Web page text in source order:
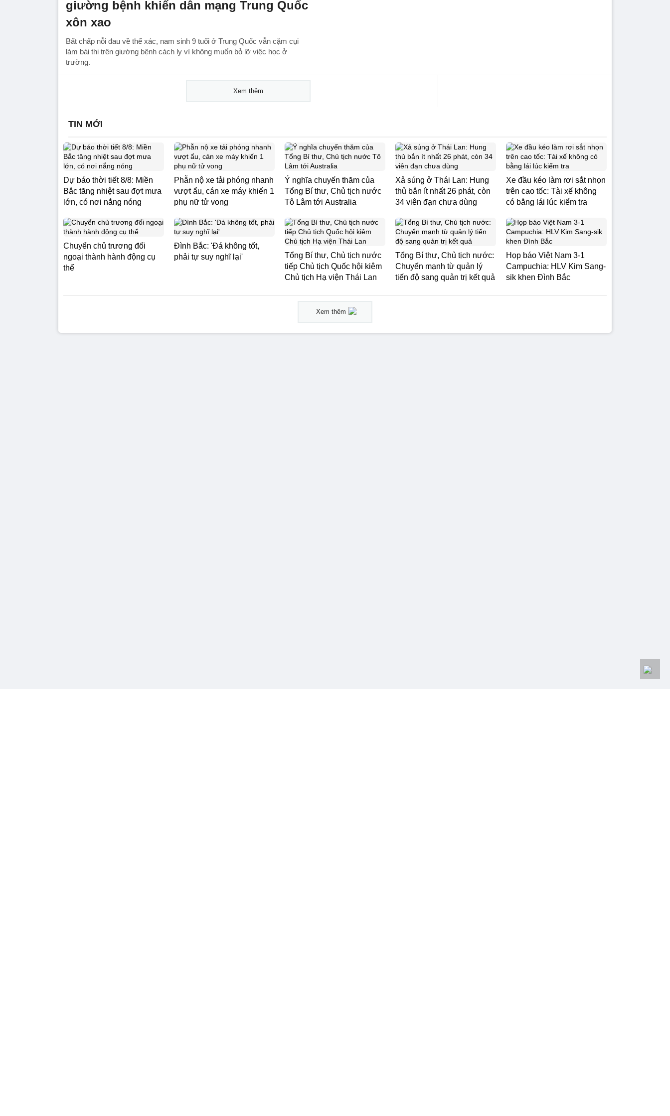
giường bệnh khiến dân mạng Trung Quốc
xôn xao
Bất chấp nỗi đau về thể xác, nam sinh 9 tuổi ở Trung Quốc vẫn cặm cụi
làm bài thi trên giường bệnh cách ly vì không muốn bỏ lỡ việc học ở
trường.
Xem thêm
TIN MỚI
Dự báo thời tiết 8/8: Miền
Bắc tăng nhiệt sau đợt mưa
lớn, có nơi nắng nóng
Phẫn nộ xe tải phóng nhanh
vượt ẩu, cán xe máy khiến 1
phụ nữ tử vong
Ý nghĩa chuyến thăm của
Tổng Bí thư, Chủ tịch nước
Tô Lâm tới Australia
Xả súng ở Thái Lan: Hung
thủ bắn ít nhất 26 phát, còn
34 viên đạn chưa dùng
Xe đầu kéo làm rơi sắt nhọn
trên cao tốc: Tài xế không
có bằng lái lúc kiểm tra
Chuyển chủ trương đối
ngoại thành hành động cụ
thể
Đình Bắc: 'Đá không tốt,
phải tự suy nghĩ lại'
Tổng Bí thư, Chủ tịch nước
tiếp Chủ tịch Quốc hội kiêm
Chủ tịch Hạ viện Thái Lan
Tổng Bí thư, Chủ tịch nước:
Chuyển mạnh từ quản lý
tiến độ sang quản trị kết quả
Họp báo Việt Nam 3-1
Campuchia: HLV Kim Sang-
sik khen Đình Bắc
Xem thêm